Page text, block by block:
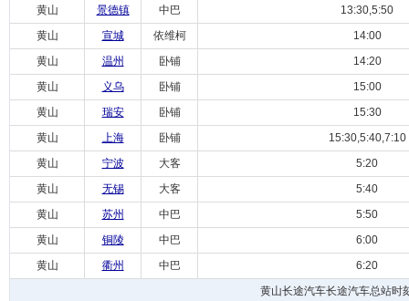
黄山
景德镇 中巴
13:30,5:50
黄山
宣城 依维柯
14:00
黄山
温州 卧铺
14:20
黄山
义乌 卧铺
15:00
黄山
瑞安 卧铺
15:30
黄山
上海 卧铺
15:30,5:40,7:10
黄山
宁波 大客
5:20
黄山
无锡 大客
5:40
黄山
苏州 中巴
5:50
黄山
铜陵 中巴
6:00
黄山
衢州 中巴
6:20
黄山长途汽车长途汽车总站时